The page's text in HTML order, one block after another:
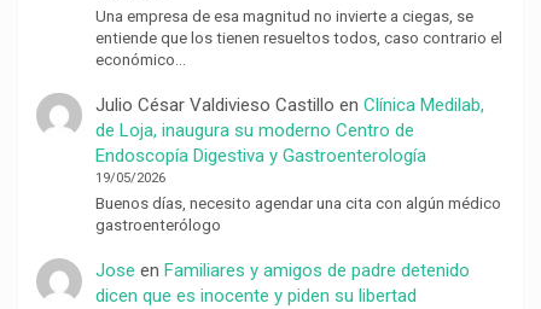
Una empresa de esa magnitud no invierte a ciegas, se
entiende que los tienen resueltos todos, caso contrario el
económico…
Julio César Valdivieso Castillo en Clínica Medilab,
de Loja, inaugura su moderno Centro de
Endoscopía Digestiva y Gastroenterología
19/05/2026
Buenos días, necesito agendar una cita con algún médico
gastroenterólogo
Jose en Familiares y amigos de padre detenido
dicen que es inocente y piden su libertad